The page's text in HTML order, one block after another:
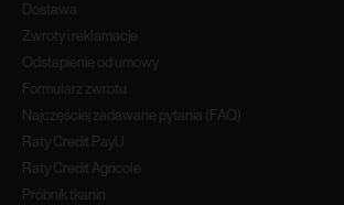
Dostawa
Zwroty i reklamacje
Odstapienie od umowy
Formularz zwrotu
Najczęściej zadawane pytania (FAQ)
Raty Credit PayU
Raty Credit Agricole
Próbnik tkanin